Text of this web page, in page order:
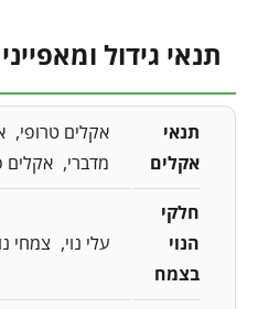
תנאי גידול
תנאי
אקלים
אקלים טרופי
מדברי
אקלים
חלקי
הנוי
בצמח
עלי נוי צמחי